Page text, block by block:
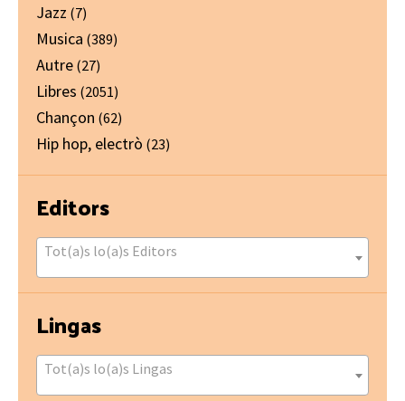
Jazz (7)
Musica (389)
Autre (27)
Libres (2051)
Chançon (62)
Hip hop, electrò (23)
Editors
Tot(a)s lo(a)s Editors
Lingas
Tot(a)s lo(a)s Lingas